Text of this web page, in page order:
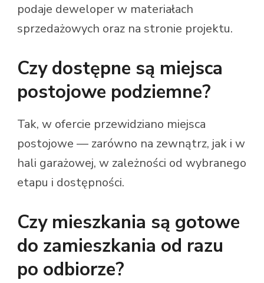
podaje deweloper w materiałach
sprzedażowych oraz na stronie projektu.
Czy dostępne są miejsca
postojowe podziemne?
Tak, w ofercie przewidziano miejsca
postojowe — zarówno na zewnątrz, jak i w
hali garażowej, w zależności od wybranego
etapu i dostępności.
Czy mieszkania są gotowe
do zamieszkania od razu
po odbiorze?